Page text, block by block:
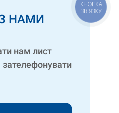
НАМИ
нам лист
КНОПКА
ЗВ'ЯЗКУ